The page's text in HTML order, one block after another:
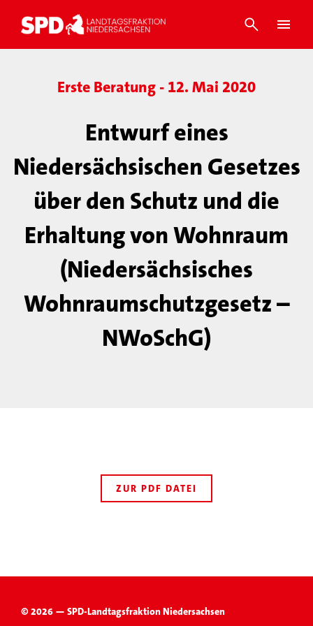
Erste Beratung - 12. Mai 2020
Entwurf eines
Niedersächsischen Gesetzes
über den Schutz und die
Erhaltung von Wohnraum
(Niedersächsisches
Wohnraumschutzgesetz –
NWoSchG)
ZUR PDF DATEI
© 2026 — SPD-Landtagsfraktion Niedersachsen